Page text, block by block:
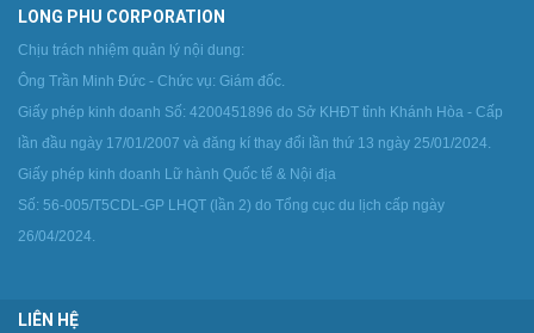
LONG PHU CORPORATION
Chịu trách nhiệm quản lý nội dung:
Ông Trần Minh Đức - Chức vụ: Giám đốc.
Giấy phép kinh doanh Số: 4200451896 do Sở KHĐT tỉnh Khánh Hòa - Cấp
lần đầu ngày 17/01/2007 và đăng kí thay đổi lần thứ 13 ngày 25/01/2024.
Giấy phép kinh doanh Lữ hành Quốc tế & Nội địa
Số: 56-005/T5CDL-GP LHQT (lần 2) do Tổng cục du lịch cấp ngày
26/04/2024.
LIÊN HỆ